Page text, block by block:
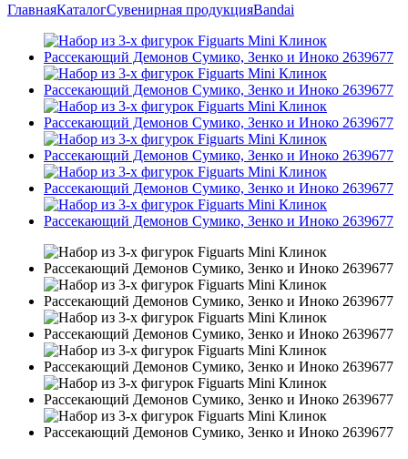
ГлавнаяКаталогСувенирная продукцияBandai